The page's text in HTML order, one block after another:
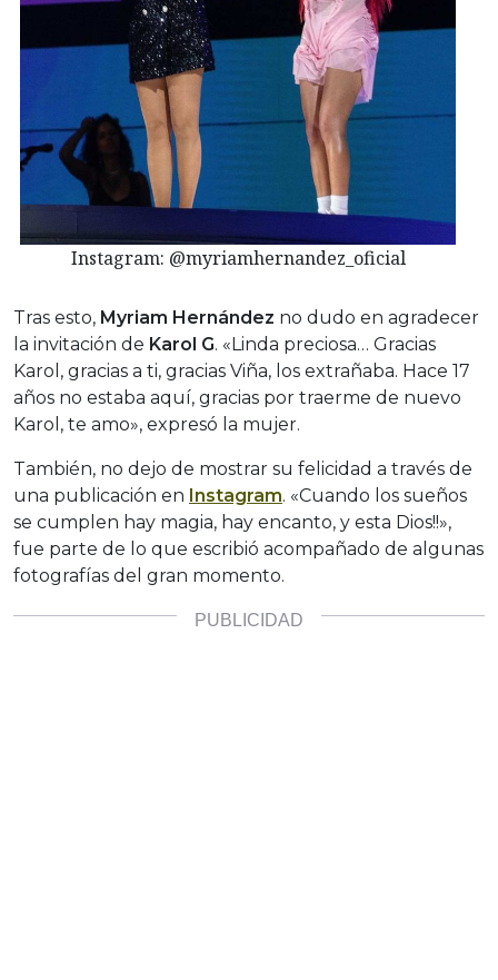
Instagram: @myriamhernandez_oficial
Tras esto, Myriam Hernández no dudo en agradecer
la invitación de Karol G. «Linda preciosa… Gracias
Karol, gracias a ti, gracias Viña, los extrañaba. Hace 17
años no estaba aquí, gracias por traerme de nuevo
Karol, te amo», expresó la mujer.
También, no dejo de mostrar su felicidad a través de
una publicación en Instagram. «Cuando los sueños
se cumplen hay magia, hay encanto, y esta Dios!!»,
fue parte de lo que escribió acompañado de algunas
fotografías del gran momento.